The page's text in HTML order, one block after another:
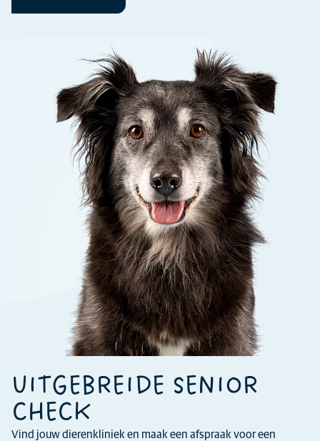
UITGEBREIDE SENIOR
CHECK
Vind jouw dierenkliniek en maak een afspraak voor een